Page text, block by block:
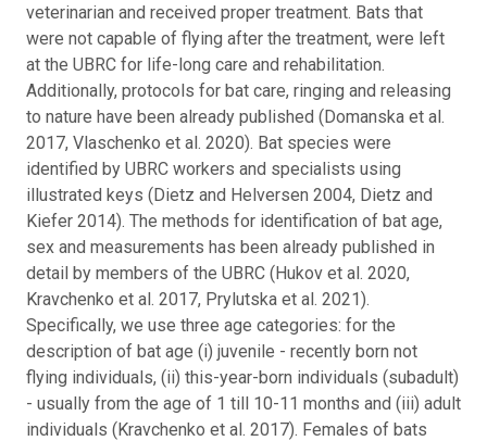
veterinarian and received proper treatment. Bats that
were not capable of flying after the treatment, were left
at the UBRC for life-long care and rehabilitation.
Additionally, protocols for bat care, ringing and releasing
to nature have been already published (Domanska et al.
2017, Vlaschenko et al. 2020). Bat species were
identified by UBRC workers and specialists using
illustrated keys (Dietz and Helversen 2004, Dietz and
Kiefer 2014). The methods for identification of bat age,
sex and measurements has been already published in
detail by members of the UBRC (Hukov et al. 2020,
Kravchenko et al. 2017, Prylutska et al. 2021).
Specifically, we use three age categories: for the
description of bat age (i) juvenile - recently born not
flying individuals, (ii) this-year-born individuals (subadult)
- usually from the age of 1 till 10-11 months and (iii) adult
individuals (Kravchenko et al. 2017). Females of bats